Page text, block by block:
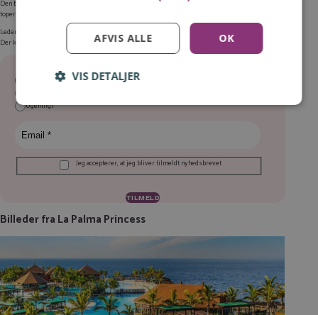
Den billigste afgang finder du i øjeblikketfredag den 6. martsfra København. Her koster en
topersoners rejse kun
Leder du efter en rejse her og nu, bør du holde øje med vores side med
Der kan du nemlig se et udvalg af håndplukkede afbudsrejser – og den side opdaterer vi dagligt.
3x om ugen
Ugentligt
Jeg accepterer, at jeg bliver tilmeldt nyhedsbrevet
Billeder fra La Palma Princess
Log ind for at gemme hvad der inspirerer dig
OK
AFVIS ALLE
VIS DETALJER